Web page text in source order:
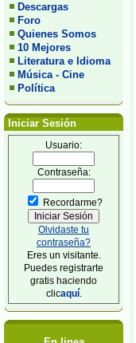
Descargas
Foro
Quienes Somos
10 Mejores
Literatura e Idioma
Música - Cine
Política
Iniciar Sesión
Usuario:
Contraseña:
Recordarme?
Olvidaste tu
contraseña?
Eres un visitante.
Puedes registrarte
gratis haciendo
clicaquí.